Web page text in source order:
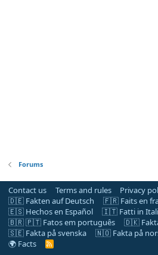
Forums
Contact us Terms and rules Privacy
🇩🇪 Fakten auf Deutsch
🇫🇷 Faits en
🇪🇸 Hechos en Español
🇮🇹 Fatti in
🇧🇷 🇵🇹 Fatos em português
🇩🇰
🇸🇪 Fakta på svenska
🇳🇴 Fakta på
🌍 Facts
R